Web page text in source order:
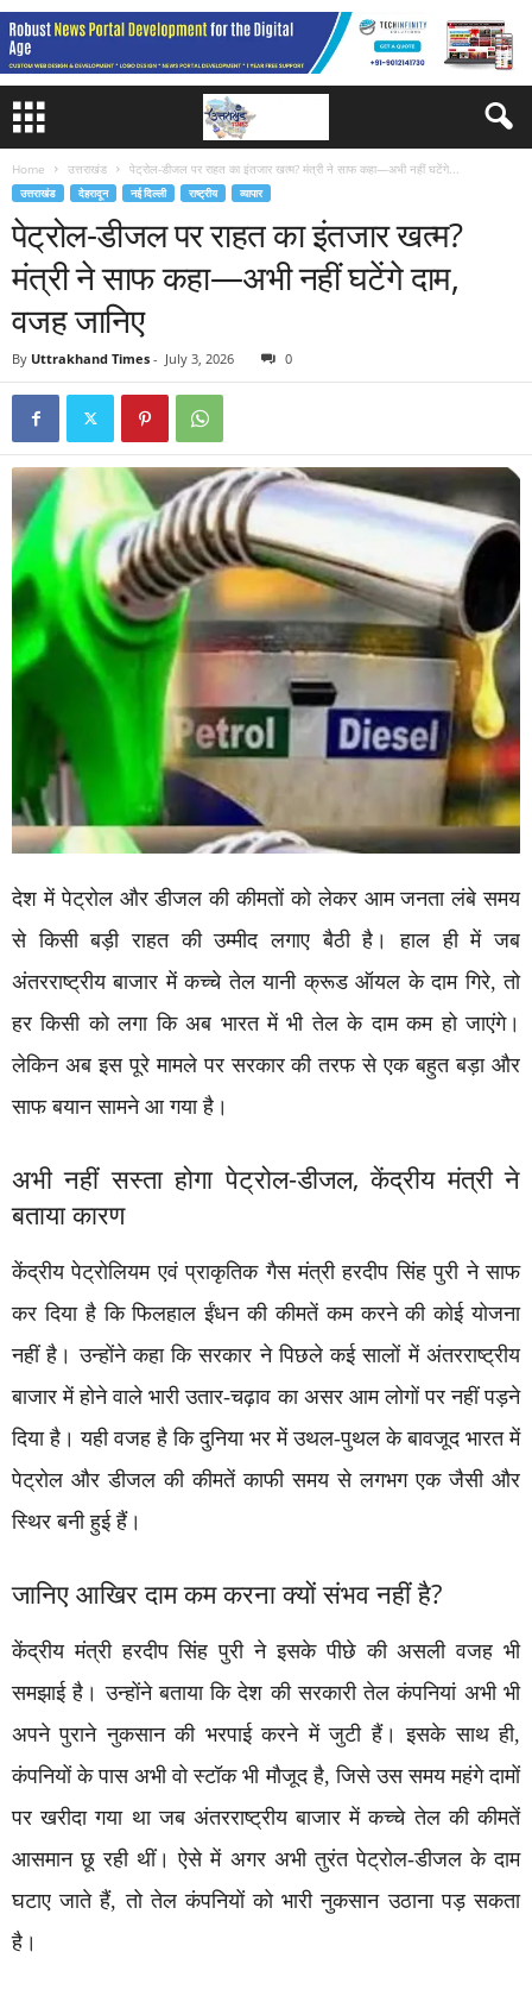
Home उत्तराखंड पेट्रोल-डीजल पर राहत का इंतजार खत्म? मंत्री ने साफ कहा—अभी नहीं घटेंगे...
उत्तराखंड देहरादून नई दिल्ली राष्ट्रीय व्यापार
पेट्रोल-डीजल पर राहत का इंतजार खत्म?
मंत्री ने साफ कहा—अभी नहीं घटेंगे दाम,
वजह जानिए
By Uttrakhand Times - July 3, 2026 0
देश में पेट्रोल और डीजल की कीमतों को लेकर आम जनता लंबे समय
से किसी बड़ी राहत की उम्मीद लगाए बैठी है। हाल ही में जब
अंतरराष्ट्रीय बाजार में कच्चे तेल यानी क्रूड ऑयल के दाम गिरे, तो
हर किसी को लगा कि अब भारत में भी तेल के दाम कम हो जाएंगे।
लेकिन अब इस पूरे मामले पर सरकार की तरफ से एक बहुत बड़ा और
साफ बयान सामने आ गया है।
अभी नहीं सस्ता होगा पेट्रोल-डीजल, केंद्रीय मंत्री ने
बताया कारण
केंद्रीय पेट्रोलियम एवं प्राकृतिक गैस मंत्री हरदीप सिंह पुरी ने साफ
कर दिया है कि फिलहाल ईंधन की कीमतें कम करने की कोई योजना
नहीं है। उन्होंने कहा कि सरकार ने पिछले कई सालों में अंतरराष्ट्रीय
बाजार में होने वाले भारी उतार-चढ़ाव का असर आम लोगों पर नहीं पड़ने
दिया है। यही वजह है कि दुनिया भर में उथल-पुथल के बावजूद भारत में
पेट्रोल और डीजल की कीमतें काफी समय से लगभग एक जैसी और
स्थिर बनी हुई हैं।
जानिए आखिर दाम कम करना क्यों संभव नहीं है?
केंद्रीय मंत्री हरदीप सिंह पुरी ने इसके पीछे की असली वजह भी
समझाई है। उन्होंने बताया कि देश की सरकारी तेल कंपनियां अभी भी
अपने पुराने नुकसान की भरपाई करने में जुटी हैं। इसके साथ ही,
कंपनियों के पास अभी वो स्टॉक भी मौजूद है, जिसे उस समय महंगे दामों
पर खरीदा गया था जब अंतरराष्ट्रीय बाजार में कच्चे तेल की कीमतें
आसमान छू रही थीं। ऐसे में अगर अभी तुरंत पेट्रोल-डीजल के दाम
घटाए जाते हैं, तो तेल कंपनियों को भारी नुकसान उठाना पड़ सकता
है।